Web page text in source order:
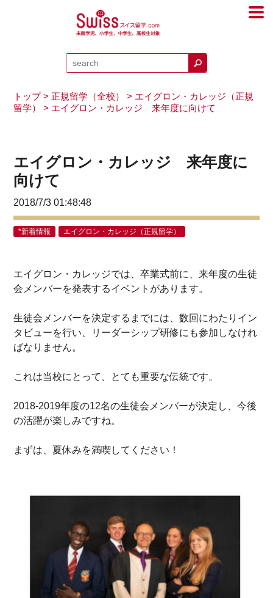
トップ> 正規留学（全校） > エイグロン・カレッジ（正規
留学）
> エイグロン・カレッジ 来年度に向けて
エイグロン・カレッジ 来年度に
向けて
2018/7/3 01:48:48
*新着情報 エイグロン・カレッジ（正規留学）
エイグロン・カレッジでは、卒業式前に、来年度の生徒
会メンバーを発表するイベントがあります。
生徒会メンバーを決定するまでには、数回にわたりイン
タビューを行い、リーダーシップ研修にも参加しなけれ
ばなりません。
これは当校にとって、とても重要な伝統です。
2018-2019年度の12名の生徒会メンバーが決定し、今後
の活躍が楽しみですね。
まずは、夏休みを満喫してください！